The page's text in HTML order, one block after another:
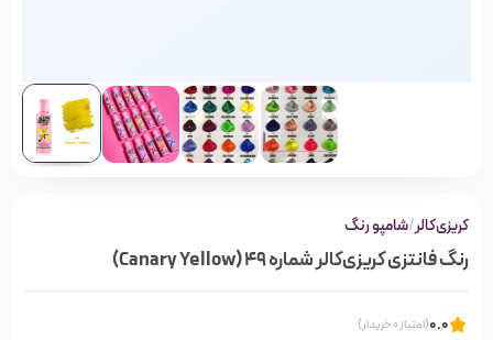
کریزی‌کالر/شامپو رنگ
رنگ فانتزی کریزی‌کالر شماره 49 (Canary Yellow)
0.0(امتیاز 0 خریدار)